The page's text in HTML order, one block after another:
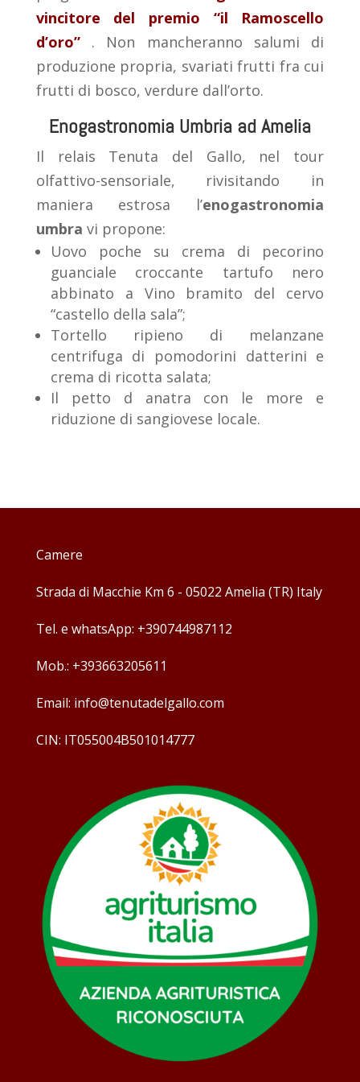
vincitore del premio “il Ramoscello
d’oro”. Non mancheranno salumi di
produzione propria, svariati frutti fra cui
frutti di bosco, verdure dall’orto.
Enogastronomia Umbria ad Amelia
Il relais Tenuta del Gallo, nel tour
olfattivo-sensoriale, rivisitando in
maniera estrosa l’enogastronomia
umbra vi propone:
Uovo poche su crema di pecorino
guanciale croccante tartufo nero
abbinato a Vino bramito del cervo
“castello della sala”;
Tortello ripieno di melanzane
centrifuga di pomodorini datterini e
crema di ricotta salata;
Il petto d anatra con le more e
riduzione di sangiovese locale.
Camere
Strada di Macchie Km 6 - 05022 Amelia (TR) Italy
Tel. e whatsApp: +390744987112
Mob.: +393663205611
Email: info@tenutadelgallo.com
CIN: IT055004B501014777